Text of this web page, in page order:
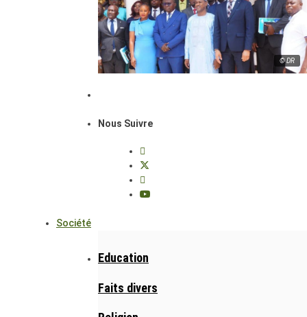
© DR
Nous Suivre
Société
Education
Faits divers